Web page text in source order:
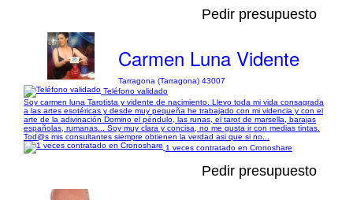
Pedir presupuesto
Carmen Luna Vidente
Tarragona (Tarragona) 43007
Teléfono validado
Soy carmen luna Tarotista y vidente de nacimiento. Llevo toda mi vida consagrada
a las artes esotéricas y desde muy pequeña he trabajado con mi videncia y con el
arte de la adivinación Domino el péndulo, las runas, el tarot de marsella, barajas
españolas, rumanas... Soy muy clara y concisa, no me gusta ir con medias tintas.
Tod@s mis consultantes siempre obtienen la verdad asi que si no...
1 veces contratado en Cronoshare
Pedir presupuesto